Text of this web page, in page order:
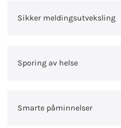
Sikker meldingsutveksling
Sporing av helse
Smarte påminnelser